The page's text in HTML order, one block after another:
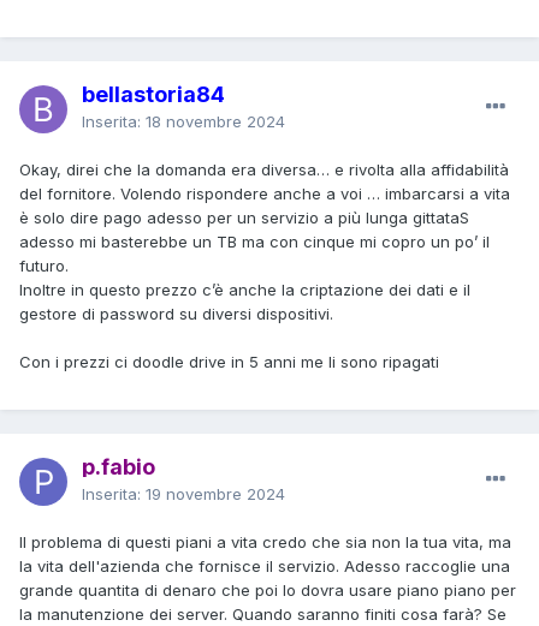
bellastoria84
Inserita: 18 novembre 2024
Okay, direi che la domanda era diversa… e rivolta alla affidabilità
del fornitore. Volendo rispondere anche a voi … imbarcarsi a vita
è solo dire pago adesso per un servizio a più lunga gittataS
adesso mi basterebbe un TB ma con cinque mi copro un po’ il
futuro.
Inoltre in questo prezzo c’è anche la criptazione dei dati e il
gestore di password su diversi dispositivi.
Con i prezzi ci doodle drive in 5 anni me li sono ripagati
p.fabio
Inserita: 19 novembre 2024
Il problema di questi piani a vita credo che sia non la tua vita, ma
la vita dell'azienda che fornisce il servizio. Adesso raccoglie una
grande quantita di denaro che poi lo dovra usare piano piano per
la manutenzione dei server. Quando saranno finiti cosa farà? Se